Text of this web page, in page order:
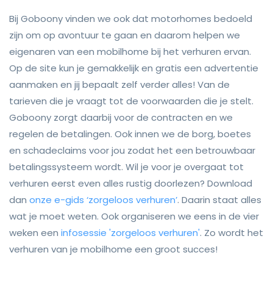
Bij Goboony vinden we ook dat motorhomes bedoeld
zijn om op avontuur te gaan en daarom helpen we
eigenaren van een mobilhome bij het verhuren ervan.
Op de site kun je gemakkelijk en gratis een advertentie
aanmaken en jij bepaalt zelf verder alles! Van de
tarieven die je vraagt tot de voorwaarden die je stelt.
Goboony zorgt daarbij voor de contracten en we
regelen de betalingen. Ook innen we de borg, boetes
en schadeclaims voor jou zodat het een betrouwbaar
betalingssysteem wordt. Wil je voor je overgaat tot
verhuren eerst even alles rustig doorlezen? Download
dan onze e-gids ‘zorgeloos verhuren’. Daarin staat alles
wat je moet weten. Ook organiseren we eens in de vier
weken een infosessie 'zorgeloos verhuren'. Zo wordt het
verhuren van je mobilhome een groot succes!